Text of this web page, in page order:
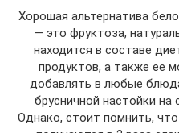
Хорошая альтернатива
— это фруктоза,
находится в составе
продуктов, а также ее
добавлять в любые
брусничной настойки на
Однако, стоит помнить,